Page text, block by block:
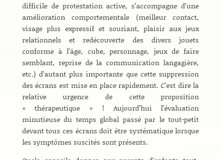
difficile de protestation active, s’accompagne d’une
amélioration comportementale (meilleur contact,
visage plus expressif et souriant, plaisir aux jeux
relationnels et redécouverte des divers jouets
conforme à l’âge, cube, personnage, jeux de faire
semblant, reprise de la communication langagière,
etc.) d’autant plus importante que cette suppression
des écrans est mise en place rapidement. C’est dire la
relative urgence de cette proposition
« thérapeutique » ! Aujourd’hui l’évaluation
minutieuse du temps global passé par le tout-petit
devant tous ces écrans doit être systématique lorsque
les symptômes suscités sont présents.